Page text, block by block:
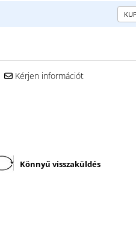
Kérjen információt
Könnyű visszaküldés